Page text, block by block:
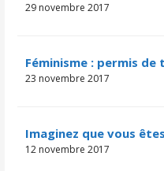
29 novembre 2017
Féminisme : permis de
23 novembre 2017
Imaginez que vous
12 novembre 2017